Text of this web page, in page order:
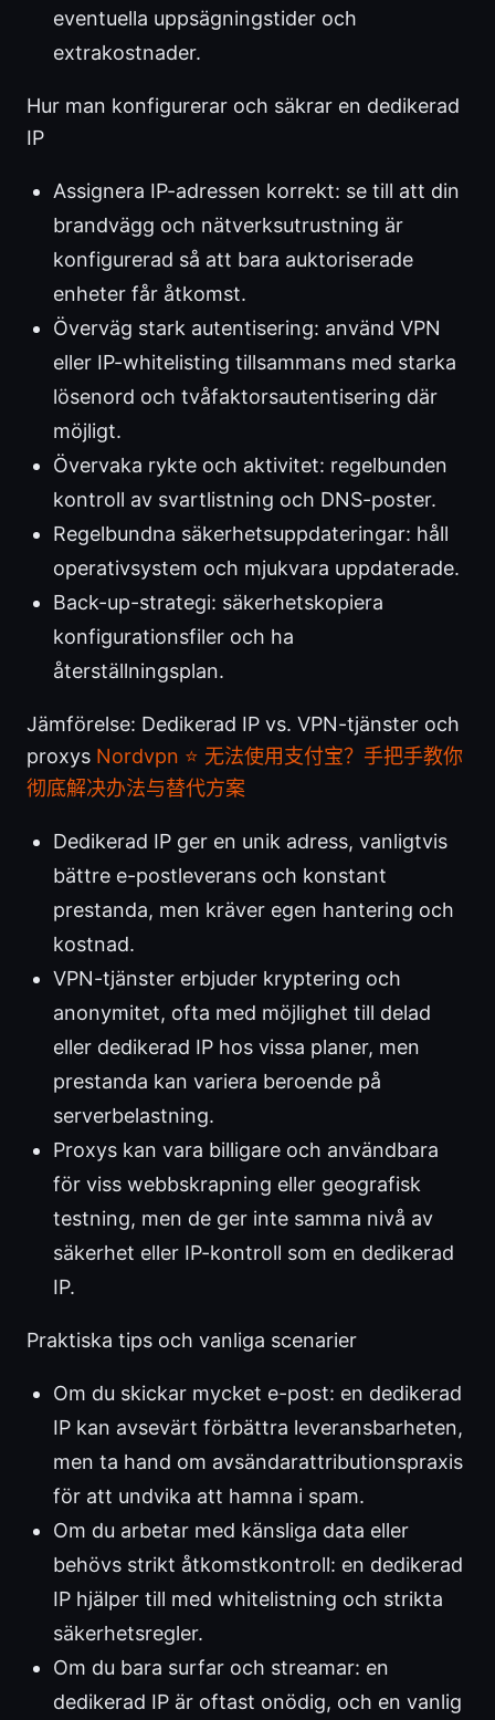
eventuella uppsägningstider och
extrakostnader.
Hur man konfigurerar och säkrar en dedikerad
IP
Assignera IP-adressen korrekt: se till att din
brandvägg och nätverksutrustning är
konfigurerad så att bara auktoriserade
enheter får åtkomst.
Överväg stark autentisering: använd VPN
eller IP-whitelisting tillsammans med starka
lösenord och tvåfaktorsautentisering där
möjligt.
Övervaka rykte och aktivitet: regelbunden
kontroll av svartlistning och DNS-poster.
Regelbundna säkerhetsuppdateringar: håll
operativsystem och mjukvara uppdaterade.
Back-up-strategi: säkerhetskopiera
konfigurationsfiler och ha
återställningsplan.
Jämförelse: Dedikerad IP vs. VPN-tjänster och
proxys Nordvpn ⭐ 无法使用支付宝？手把手教你
彻底解决办法与替代方案
Dedikerad IP ger en unik adress, vanligtvis
bättre e-postleverans och konstant
prestanda, men kräver egen hantering och
kostnad.
VPN-tjänster erbjuder kryptering och
anonymitet, ofta med möjlighet till delad
eller dedikerad IP hos vissa planer, men
prestanda kan variera beroende på
serverbelastning.
Proxys kan vara billigare och användbara
för viss webbskrapning eller geografisk
testning, men de ger inte samma nivå av
säkerhet eller IP-kontroll som en dedikerad
IP.
Praktiska tips och vanliga scenarier
Om du skickar mycket e-post: en dedikerad
IP kan avsevärt förbättra leveransbarheten,
men ta hand om avsändarattributionspraxis
för att undvika att hamna i spam.
Om du arbetar med känsliga data eller
behövs strikt åtkomstkontroll: en dedikerad
IP hjälper till med whitelistning och strikta
säkerhetsregler.
Om du bara surfar och streamar: en
dedikerad IP är oftast onödig, och en vanlig